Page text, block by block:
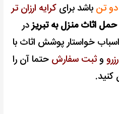
دو تن باشد برایکرایه ارزان تر
حمل اثاث منزل به تبریزدر
خواستار پوشش اثاث با
رزرو وثبت سفارش حتما آن را
کنید.